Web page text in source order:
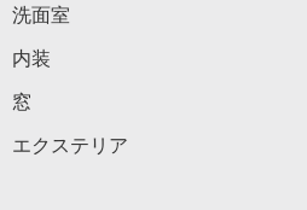
洗面室
内装
窓
エクステリア